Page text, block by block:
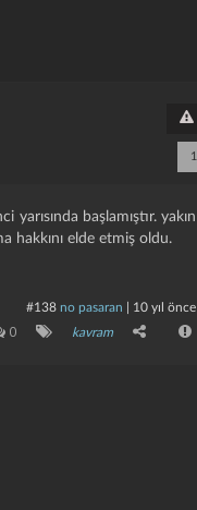
1
başlamıştır. yakın
hakkını elde etmiş oldu.
#138 no pasaran 10 yıl önce
0 kavram